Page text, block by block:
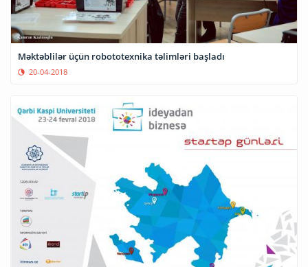
Məktəblilər üçün robototexnika təlimləri başladı
20-04-2018